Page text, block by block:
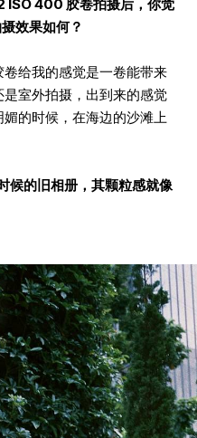
400 胶卷拍摄后，你觉
效果如何？
给我的感觉是一卷能带来
室外拍摄，出到来的感觉
的时候，在海边的沙滩上
候的旧相册，其颗粒感就像